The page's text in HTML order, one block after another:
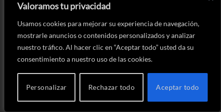
Valoramos tu privacidad
Usamos cookies para mejorar su experiencia de navegación,
mostrarle anuncios o contenidos personalizados y analizar
nuestro tráfico. Al hacer clic en “Aceptar todo” usted da su
consentimiento a nuestro uso de las cookies.
Personalizar Rechazar todo Aceptar todo
Videojuegos inspirados en hechos reales
Todo sobre Masters del Universo
El Universo de Stranger Things
From: Teorías sobre la serie
Arcos One Piece: Del peor al mejor
El spin off de Friends: ¿cómo sería?
Juegos de mesa basados en videojuegos
Todo de Kingdom Hearts: Historia, cronología y juegos
Todo sobre la saga Dragon Age